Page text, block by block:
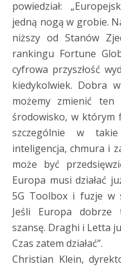
powiedział:
jedną nogą w grobie.
niższy od Stanów
rankingu Fortune
cyfrowa przyszłość
kiedykolwiek. Dobra
możemy zmienić
środowisko, w którym
szczególnie w
inteligencja, chmura i
może być
Europa musi działać
5G Toolbox i fuzje w
Jeśli Europa
szansę. Draghi i Letta
Czas zatem działać”.
Christian Klein,